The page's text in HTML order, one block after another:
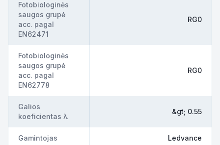
Fotobiologinės
saugos grupė
acc. pagal
EN62471
RG0
Fotobiologinės
saugos grupė
acc. pagal
EN62778
RG0
Galios
koeficientas λ
&gt; 0.55
Gamintojas Ledvance